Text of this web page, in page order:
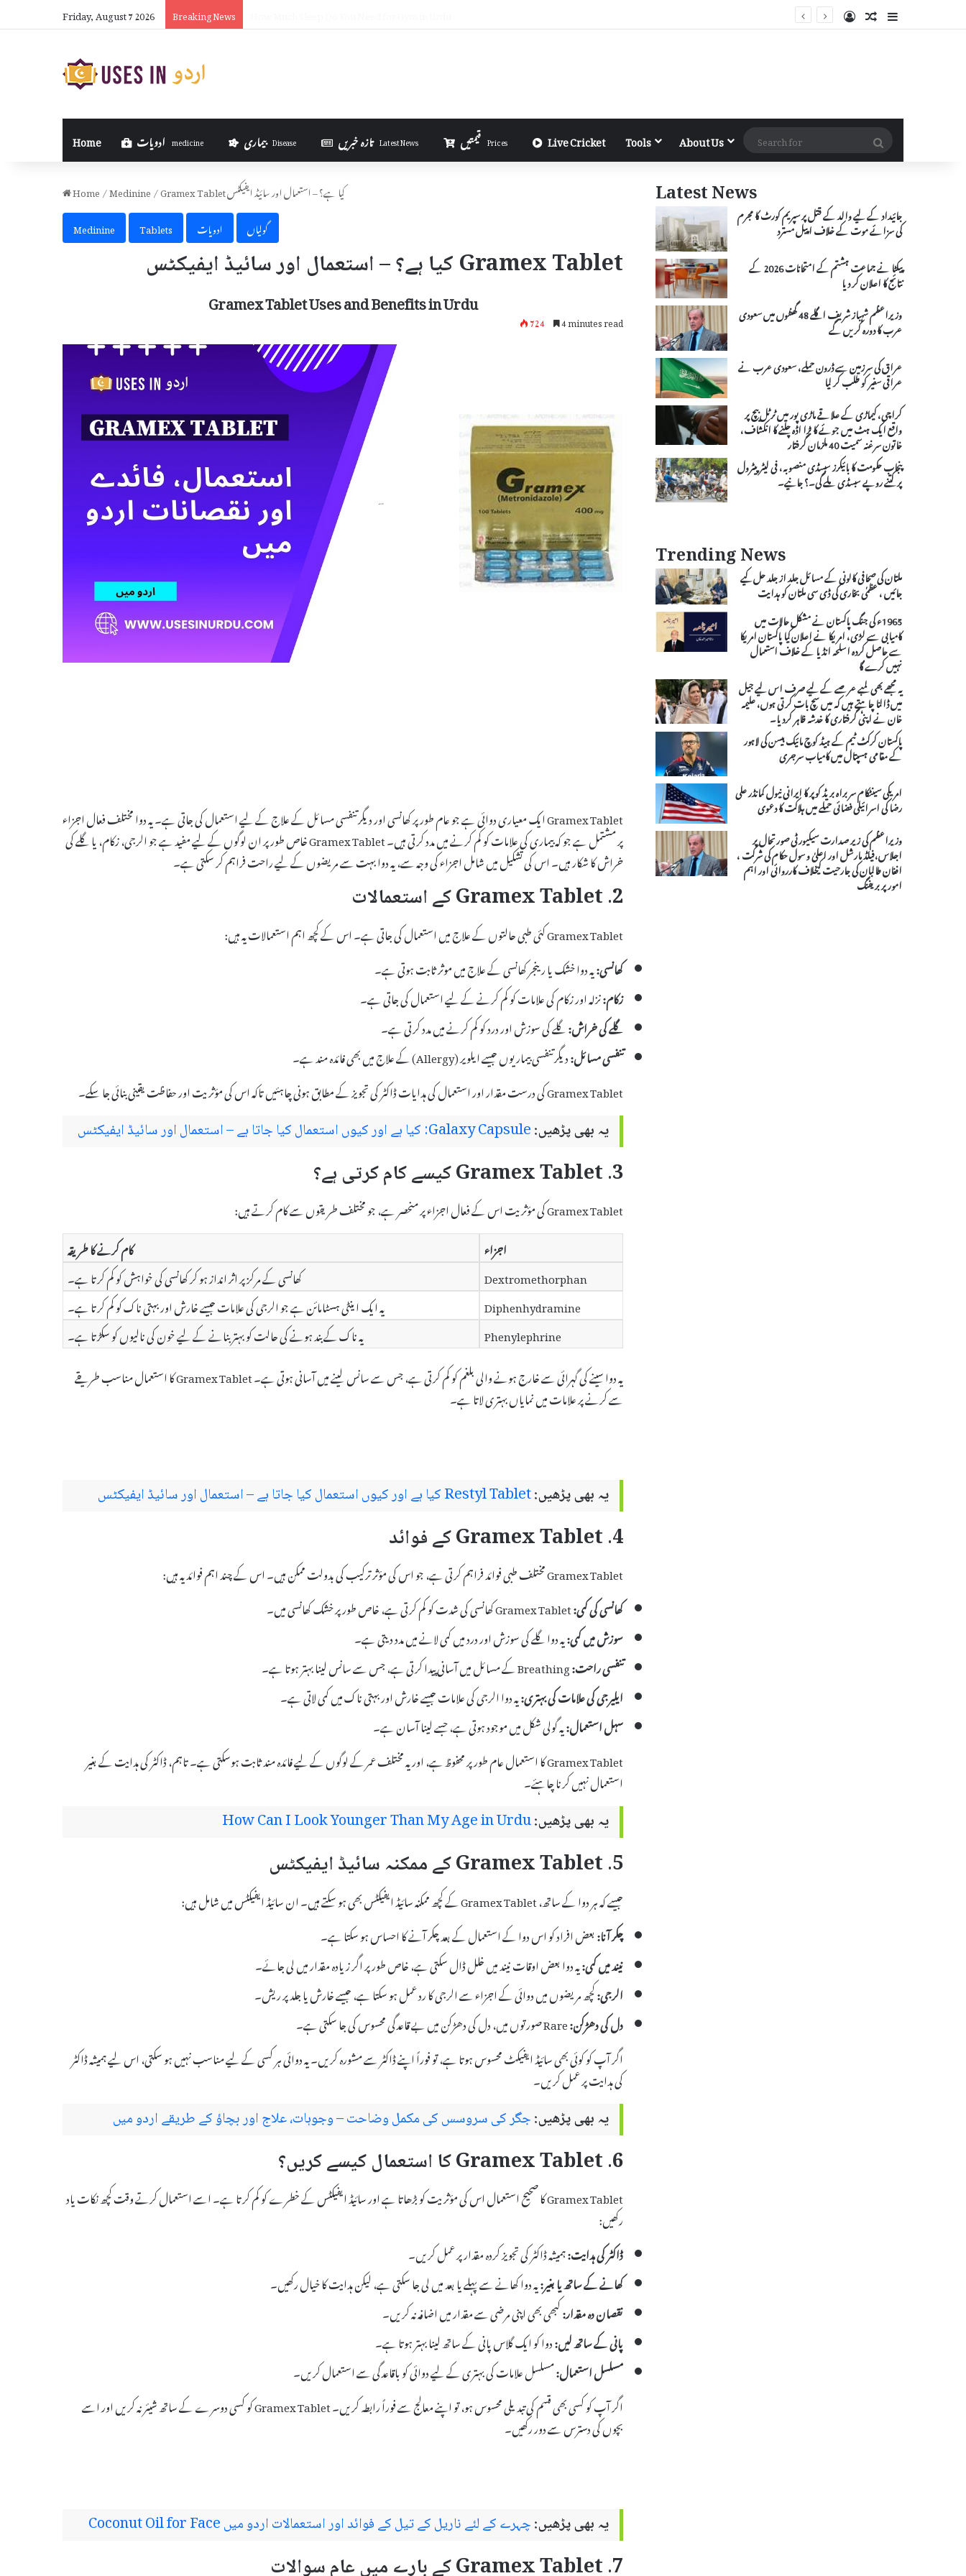
Friday, August 7 2026 Breaking News Log InRandom Article
Sidebar
Home medicine بیماری Disease تازہ خبریں Latest News Prices Live Cricket Tools About Us
Search
for
Home/Medinine/
Gramex Tablet کیا ہے؟ – استعمال اور سائیڈ ایفیکٹس
Medinine
Tablets ادویات گولیاں
Gramex Tablet کیا ہے؟ – استعمال اور سائیڈ ایفیکٹس
Gramex Tablet Uses and Benefits in Urdu
724 4 minutes read
Gramex Tablet ایک معیاری دوائی ہے جو عام طور پر کھانسی اور دیگر تنفسی مسائل کے علاج کے لیے استعمال کی جاتی ہے۔ یہ دوا مختلف فعال اجزاء
پر مشتمل ہے جو کہ بیماری کی علامات کو کم کرنے میں مدد کرتی ہیں۔ Gramex Tablet خاص طور پر ان لوگوں کے لیے مفید ہے جو الرجی، زکام، یا گلے کی
خراش کا شکار ہیں۔ اس کی تشکیل میں شامل اجزاء کی وجہ سے، یہ دوا بہت سے مریضوں کے لیے راحت فراہم کر سکتی ہے۔
2. Gramex Tablet کے استعمالات
Gramex Tablet کئی طبی حالتوں کے علاج میں استعمال کی جاتی ہے۔ اس کے کچھ اہم استعمالات یہ ہیں:
کھانسی:یہ دوا خشک یا رینجر کھانسی کے علاج میں موثر ثابت ہوتی ہے۔
زکام:نزلہ اور زکام کی علامات کو کم کرنے کے لیے استعمال کی جاتی ہے۔
گلے کی خراش:گلے کی سوزش اور درد کو کم کرنے میں مدد کرتی ہے۔
تنفسی مسائل:دیگر تنفسی بیماریوں جیسے ایلویر (Allergy) کے علاج میں بھی فائدہ مند ہے۔
Gramex Tablet کی درست مقدار اور استعمال کی ہدایات ڈاکٹر کی تجویز کے مطابق ہونی چاہئیں تاکہ اس کی مؤثریت اور حفاظت یقینی بنائی جا سکے۔
یہ بھی پڑھیں:Galaxy Capsule: کیا ہے اور کیوں استعمال کیا جاتا ہے – استعمال اور سائیڈ ایفیکٹس
3. Gramex Tablet کیسے کام کرتی ہے؟
Gramex Tablet کی مؤثریت اس کے فعال اجزاء پر منحصر ہے، جو مختلف طریقوں سے کام کرتے ہیں:
اجزاء
کام کرنے کا طریقہ
Dextromethorphan
کھانسی کے مرکز پر اثر انداز ہو کر کھانسی کی خواہش کو کم کرتا ہے۔
Diphenhydramine
یہ ایک اینٹی ہسٹامائن ہے جو الرجی کی علامات جیسے خارش اور بہتی ناک کو کم کرتا ہے۔
Phenylephrine
یہ ناک کے بند ہونے کی حالت کو بہتر بنانے کے لیے خون کی نالیوں کو سکڑتا ہے۔
یہ دوا سینے کی گہرائی سے خارج ہونے والی بلغم کو کم کرتی ہے، جس سے سانس لینے میں آسانی ہوتی ہے۔ Gramex Tablet کا استعمال مناسب طریقے
سے کرنے پر علامات میں نمایاں بہتری لاتا ہے۔
یہ بھی پڑھیں:Restyl Tablet کیا ہے اور کیوں استعمال کیا جاتا ہے – استعمال اور سائیڈ ایفیکٹس
4. Gramex Tablet کے فوائد
Gramex Tablet مختلف طبی فوائد فراہم کرتی ہے، جو اس کی مؤثر ترکیب کی بدولت ممکن ہیں۔ اس کے چند اہم فوائد یہ ہیں:
کھانسی کی کمی:
سوزش میں کمی:یہ دوا گلے کی سوزش اور درد میں کمی لانے میں مدد دیتی ہے۔
تنفسی راحت:
ایلیرجی کی علامات کی بہتری:یہ دوا الرجی کی علامات جیسے خارش اور بہتی ناک میں کمی لاتی ہے۔
سہل استعمال:یہ گولی شکل میں موجود ہوتی ہے، جسے لینا آسان ہے۔
Gramex Tablet کا استعمال عام طور پر محفوظ ہے، اور یہ مختلف عمر کے لوگوں کے لیے فائدہ مند ثابت ہوسکتی ہے۔ تاہم، ڈاکٹر کی ہدایت کے بغیر
استعمال نہیں کرنا چاہئے۔
یہ بھی پڑھیں:How Can I Look Younger Than My Age in Urdu
5. Gramex Tablet کے ممکنہ سائیڈ ایفیکٹس
جیسے کہ ہر دوا کے ساتھ، Gramex Tablet کے کچھ ممکنہ سائیڈ ایفیکٹس بھی ہو سکتے ہیں۔ ان سائیڈ ایفیکٹس میں شامل ہیں:
چکر آنا:بعض افراد کو اس دوا کے استعمال کے بعد چکر آنے کا احساس ہو سکتا ہے۔
نیند میں کمی:یہ دوا بعض اوقات نیند میں خلل ڈال سکتی ہے، خاص طور پر اگر زیادہ مقدار میں لی جائے۔
الرجی:کچھ مریضوں میں دوائی کے اجزاء سے الرجی کا رد عمل ہو سکتا ہے، جیسے خارش یا جلد پر ریش۔
دل کی دھڑکن:
اگر آپ کو کوئی بھی سائیڈ ایفیکٹ محسوس ہوتا ہے، تو فوراً اپنے ڈاکٹر سے مشورہ کریں۔ یہ دوائی ہر کسی کے لیے مناسب نہیں ہو سکتی، اس لیے ہمیشہ ڈاکٹر
کی ہدایت پر عمل کریں۔
یہ بھی پڑھیں:جگر کی سروسس کی مکمل وضاحت – وجوہات، علاج اور بچاؤ کے طریقے اردو میں
6. Gramex Tablet کا استعمال کیسے کریں؟
Gramex Tablet کا صحیح استعمال اس کی مؤثریت کو بڑھاتا ہے اور سائیڈ ایفیکٹس کے خطرے کو کم کرتا ہے۔ اسے استعمال کرتے وقت کچھ نکات یاد
رکھیں:
ڈاکٹر کی ہدایت:ہمیشہ ڈاکٹر کی تجویز کردہ مقدار پر عمل کریں۔
کھانے کے ساتھ یا بغیر:یہ دوا کھانے سے پہلے یا بعد میں لی جا سکتی ہے، لیکن ہدایت کا خیال رکھیں۔
نقصان دہ مقدار:کبھی بھی اپنی مرضی سے مقدار میں اضافہ نہ کریں۔
پانی کے ساتھ لیں:دوا کو ایک گلاس پانی کے ساتھ لینا بہتر ہوتا ہے۔
مسلسل استعمال:مسلسل علامات کی بہتری کے لیے دوائی کو باقاعدگی سے استعمال کریں۔
اگر آپ کو کسی بھی قسم کی تبدیلی محسوس ہو، تو اپنے معالج سے فوراً رابطہ کریں۔ Gramex Tablet کو کسی دوسرے کے ساتھ شیئر نہ کریں اور اسے
بچوں کی دسترس سے دور رکھیں۔
یہ بھی پڑھیں:چہرے کے لئے ناریل کے تیل کے فوائد اور استعمالات اردو میں Coconut Oil for Face
7. Gramex Tablet کے بارے میں عام سوالات
Latest News
جائیداد کے لیے والد کے قتل پر سپریم کورٹ کا مجرم
کی سزائے موت کے خلاف اپیل مسترد
پیکٹا نے جماعت ہشتم کے امتحانات 2026 کے
نتائج کا اعلان کر دیا
وزیراعظم شہباز شریف اگلے 48 گھنٹوں میں سعودی
عرب کا دورہ کریں گے
عراق کی سرزمین سے ڈرون حملے، سعودی عرب نے
عراقی سفیر کو طلب کر لیا
کراچی، کیماڑی کے علاقے ماڑی پور میں ٹرٹل بیچ پر
واقع ایک ہٹ میں جوئے کا بڑا اڈہ چلنے کا انکشاف،
خاتون سرغنہ سمیت 40 ملزمان گرفتار
پنجاب حکومت کا بائیکرز سبسڈی منصوبہ، فی لیٹر پیٹرول
پر کتنے روپے سبسڈی ملے گی۔؟ جانیے۔
Trending News
ملتان کی صحافی کالونی کے مسائل جلد از جلد حل کیے
جائیں ، عظمٰی بخاری کی ڈی سی ملتان کو ہدایت
1965ء کی جنگ پاکستان نے مشکل حالات میں
کامیابی سے لڑی، امریکا نے اعلان کیا پاکستان امریکا
سے حاصل کردہ اسلحہ انڈیا کے خلاف استعمال
نہیں کرے گا
یہ مجھے بھی لمبے عرصے کے لیے صرف اس لیے جیل
میں ڈالنا چاہتے ہیں کہ میں سچ بات کرتی ہوں، علیمہ
خان نے اپنی گرفتاری کا خدشہ ظاہر کردیا۔
پاکستان کرکٹ ٹیم کے ہیڈ کوچ مائیک ہیسن کی لاہور
کے مقامی ہسپتال میں کامیاب سرجری
امریکی سینٹکام سربراہ بریڈ کوپر کا ایرانی نیول کمانڈر علی
رضا کی اسرائیلی فضائی حملے میں ہلاکت کا دعوی
وزیراعظم کی زیر صدارت سیکیورٹی صورتحال پر
اجلاس،فیلڈ مارشل اور اعلیٰ و سول حکام کی شرکت ،
افغان طالبان کی جارحیت کیخلاف کارروائی اور اہم
امور پر بریفنگ